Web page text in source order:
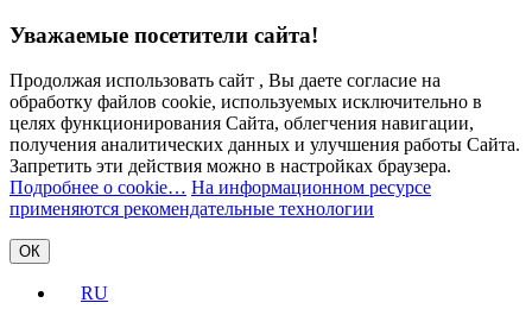
Уважаемые посетители сайта!
Продолжая использовать сайт , Вы даете согласие на
обработку файлов cookie, используемых исключительно в
целях функционирования Сайта, облегчения навигации,
получения аналитических данных и улучшения работы Сайта.
Запретить эти действия можно в настройках браузера.
Подробнее о cookie… На информационном ресурсе
применяются рекомендательные технологии
ОК
RU